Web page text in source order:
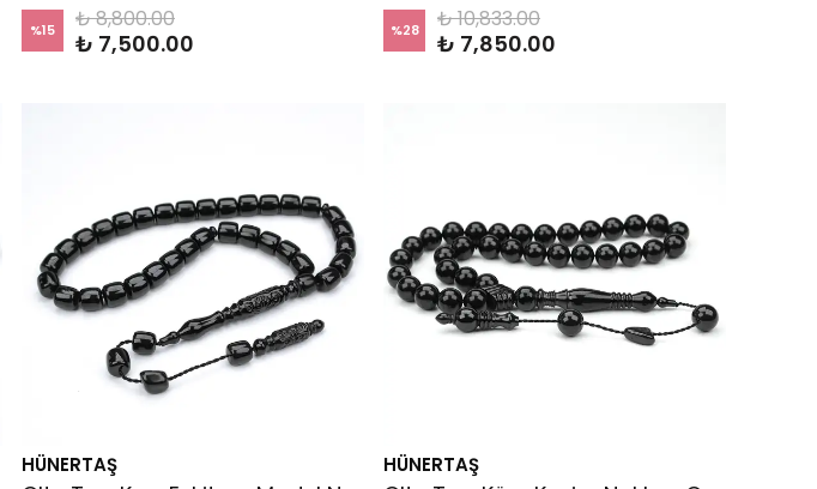
%15 ₺ 8,800.00
₺ 7,500.00 %28 ₺ 10,833.00
₺ 7,850.00
HÜNERTAŞ HÜNERTAŞ